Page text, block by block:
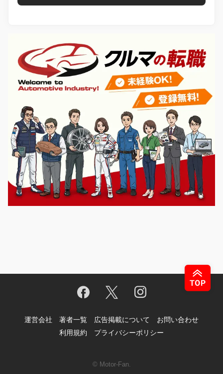
運営会社 著者一覧 広告掲載について
お問い合わせ
利用規約
プライバシーポリシー
© Motor-Fan.